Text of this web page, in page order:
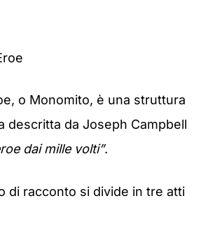
o Monomito, è una struttura
descritta da Joseph Campbell
dai mille volti”.
di racconto si divide in tre atti